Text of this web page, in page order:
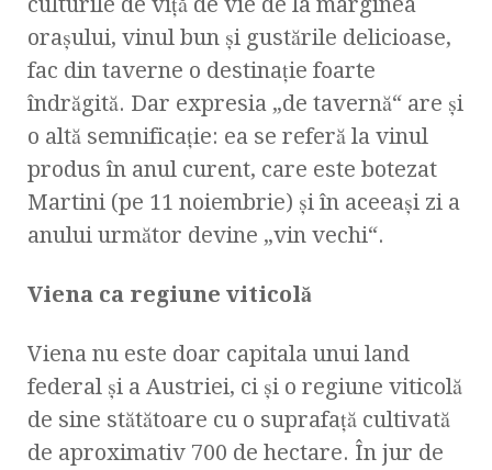
oraşului, vinul bun şi gustările delicioase,
fac din taverne o destinaţie foarte
îndrăgită. Dar expresia „de tavernă“ are şi
o altă semnificaţie: ea se referă la vinul
produs în anul curent, care este botezat
Martini (pe 11 noiembrie) şi în aceeaşi zi a
anului următor devine „vin vechi“.
Viena ca regiune viticolă
Viena nu este doar capitala unui land
federal şi a Austriei, ci şi o regiune viticolă
de sine stătătoare cu o suprafaţă cultivată
de aproximativ 700 de hectare. În jur de